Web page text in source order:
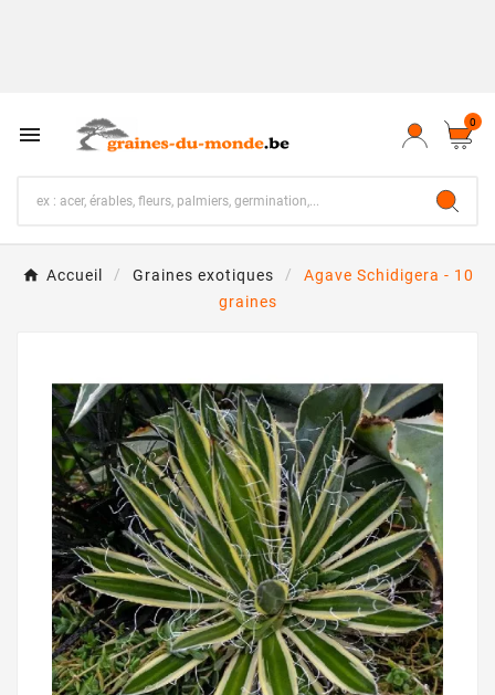
 0
Accueil Graines exotiques
Agave Schidigera - 10
graines